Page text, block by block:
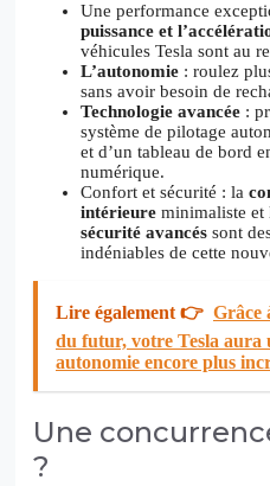
Une performance
puissance et
véhicules Tesla sont au
L’autonomie : roulez
sans avoir besoin de
Technologie avancée :
système de pilotage
et d’un tableau de bord
numérique.
Confort et sécurité : la
intérieure minimaliste et
sécurité avancés sont
indéniables de cette
Lire également 👉 Grâce
du futur, votre Tesla aura
autonomie encore plus
Une
?